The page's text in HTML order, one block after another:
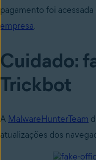
pagamento foi
empresa.
Cuidado:
Trickbot
A MalwareHunterTeam
atualizações dos